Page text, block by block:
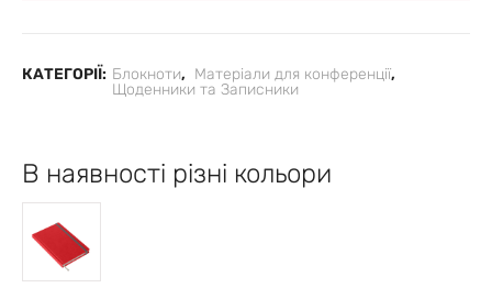
КАТЕГОРІЇ: Блокноти, Матеріали для конференції,
Щоденники та Записники
В наявності різні кольори